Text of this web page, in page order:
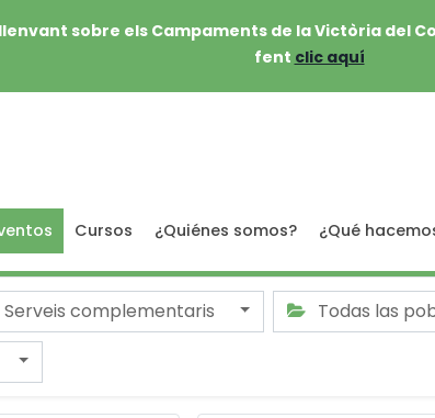
sobre els Campaments de la Victòria del
fent clic aquí
Cursos ¿Quiénes somos? ¿Qué
Serveis complementaris
Todas las